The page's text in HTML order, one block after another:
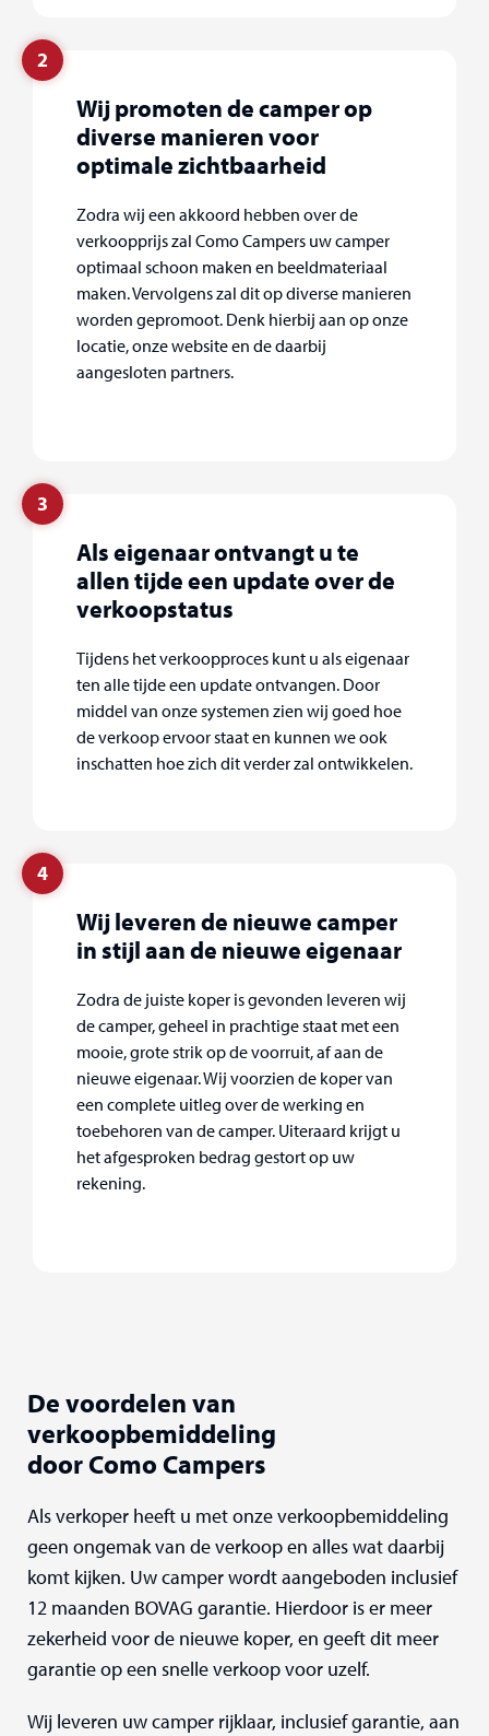
Wij promoten de camper op
diverse manieren voor
optimale zichtbaarheid
Zodra wij een akkoord hebben over de
verkoopprijs zal Como Campers uw camper
optimaal schoon maken en beeldmateriaal
maken. Vervolgens zal dit op diverse manieren
worden gepromoot. Denk hierbij aan op onze
locatie, onze website en de daarbij
aangesloten partners.
2
3
Als eigenaar ontvangt u te
allen tijde een update over de
verkoopstatus
Tijdens het verkoopproces kunt u als eigenaar
ten alle tijde een update ontvangen. Door
middel van onze systemen zien wij goed hoe
de verkoop ervoor staat en kunnen we ook
inschatten hoe zich dit verder zal ontwikkelen.
Wij leveren de nieuwe camper
in stijl aan de nieuwe eigenaar
Zodra de juiste koper is gevonden leveren wij
de camper, geheel in prachtige staat met een
mooie, grote strik op de voorruit, af aan de
nieuwe eigenaar. Wij voorzien de koper van
een complete uitleg over de werking en
toebehoren van de camper. Uiteraard krijgt u
het afgesproken bedrag gestort op uw
rekening.
4
De voordelen van
verkoopbemiddeling
door Como Campers
Als verkoper heeft u met onze verkoopbemiddeling
geen ongemak van de verkoop en alles wat daarbij
komt kijken. Uw camper wordt aangeboden inclusief
12 maanden BOVAG garantie. Hierdoor is er meer
zekerheid voor de nieuwe koper, en geeft dit meer
garantie op een snelle verkoop voor uzelf.
Wij leveren uw camper rijklaar, inclusief garantie, aan